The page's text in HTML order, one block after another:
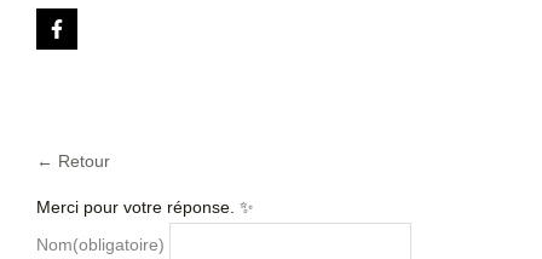
← Retour
Merci pour votre réponse. ✨
Nom(obligatoire)